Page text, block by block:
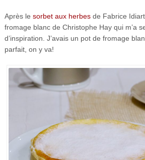
Après le sorbet aux herbesde Fabrice
fromage blanc de Christophe Hay qui m’a
d’inspiration. J’avais un pot de fromage
parfait, on y va!